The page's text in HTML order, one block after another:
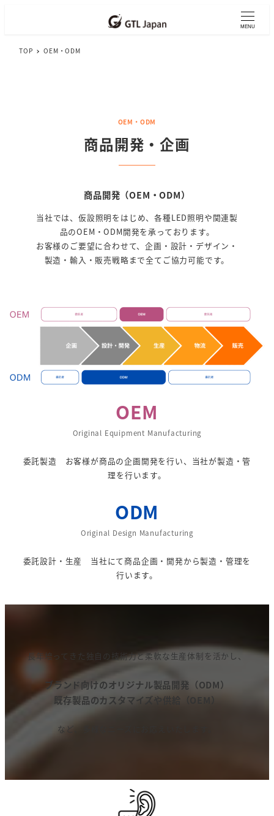
MENU
TOP OEM・ODM
OEM・ODM
商品開発・企画
商品開発（OEM・ODM）
当社では、仮設照明をはじめ、各種LED照明や関連製
品のOEM・ODM開発を承っております。
お客様のご要望に合わせて、企画・設計・デザイン・
製造・輸入・販売戦略まで全てご協力可能です。
OEM
Original Equipment Manufacturing
委託製造 お客様が商品の企画開発を行い、当社が製造・管
理を行います。
ODM
Original Design Manufacturing
委託設計・生産 当社にて商品企画・開発から製造・管理を
行います。
長年培ってきた独自の技術力と柔軟な生産体制を活かし、
ブランド向けのオリジナル製品開発（ODM）
既存製品のカスタマイズや供給（OEM）
など、多様なニーズにお応えいたします。